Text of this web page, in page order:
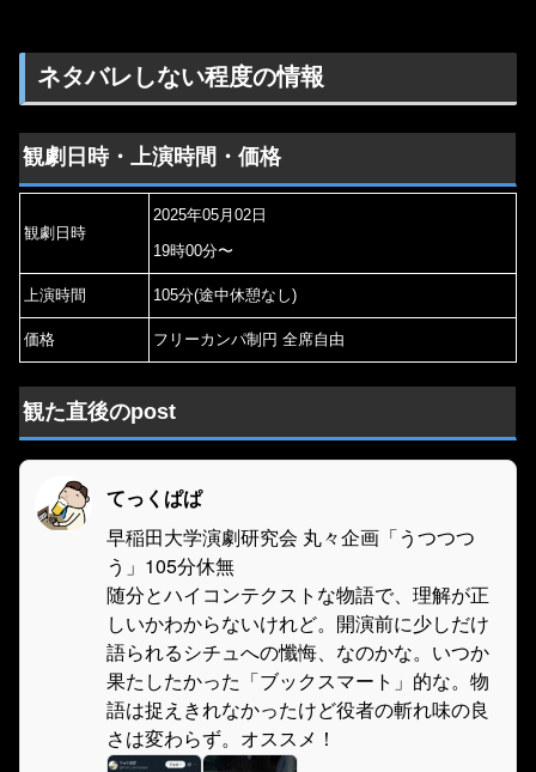
ネタバレしない程度の情報
観劇日時・上演時間・価格
観劇日時
2025年05月02日
19時00分〜
上演時間 105分(途中休憩なし)
価格 フリーカンパ制円 全席自由
観た直後のpost
てっくぱぱ
早稲田大学演劇研究会 丸々企画「うつつつ
う」105分休無
随分とハイコンテクストな物語で、理解が正
しいかわからないけれど。開演前に少しだけ
語られるシチュへの懺悔、なのかな。いつか
果たしたかった「ブックスマート」的な。物
語は捉えきれなかったけど役者の斬れ味の良
さは変わらず。オススメ！